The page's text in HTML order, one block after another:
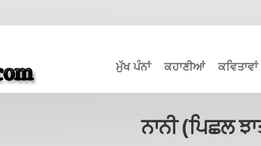
ਮੁੱਖ ਪੰਨਾਂ ਕਹਾਣੀਆਂ ਕਵਿਤਾਵਾਂ
ਨਾਨੀ (ਪਿਛਲ